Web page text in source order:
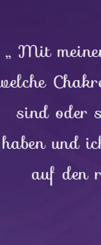
„ Mit
sind oder
haben und
auf den